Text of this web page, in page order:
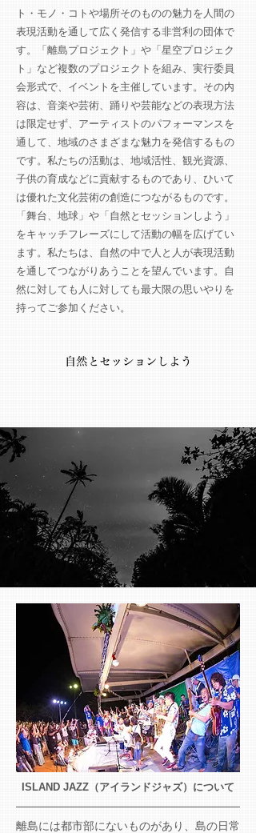
ト・モノ・コトや場所そのものの魅力を人間の
表現活動を通して広く発信する非営利の団体で
す。「離島プロジェクト」や「星空プロジェク
ト」など複数のプロジェクトを組み、実行委員
会形式で、イベントを主催しています。その内
容は、音楽や芸術、踊りや芸能などの表現方法
は限定せず、アーティストのパフォーマンスを
通して、地域のさまざまな魅力を発信するもの
です。私たちの活動は、地域活性、観光資源、
子供の育成などに貢献するものであり、ひいて
は優れた文化芸術の創造につながるものです。
「舞台、地球」や「自然とセッションしよう」
をキャッチフレーズにして活動の幅を広げてい
ます。私たちは、 自然の中で人と人が表現活動
を通してつながりあうことを望んでいます。自
然に対しても人に対しても最大限の思いやりを
持ってご参加ください。
ISLAND JAZZ（アイランドジャズ）について
離島には都市部にないものがあり、島の日常